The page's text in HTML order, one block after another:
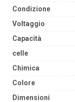
Condizione
Voltaggio
Capacità
celle
Chimica
Colore
Dimensioni